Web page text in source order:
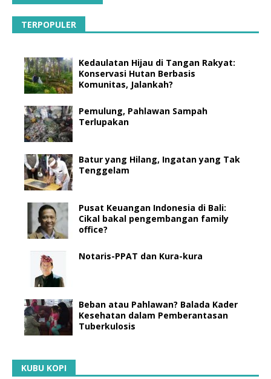
TERPOPULER
Kedaulatan Hijau di Tangan Rakyat:
Konservasi Hutan Berbasis
Komunitas, Jalankah?
Pemulung, Pahlawan Sampah
Terlupakan
Batur yang Hilang, Ingatan yang Tak
Tenggelam
Pusat Keuangan Indonesia di Bali:
Cikal bakal pengembangan family
office?
Notaris-PPAT dan Kura-kura
Beban atau Pahlawan? Balada Kader
Kesehatan dalam Pemberantasan
Tuberkulosis
KUBU KOPI